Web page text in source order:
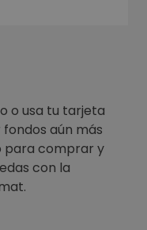
o usa tu tarjeta
aún más
para comprar y
con la